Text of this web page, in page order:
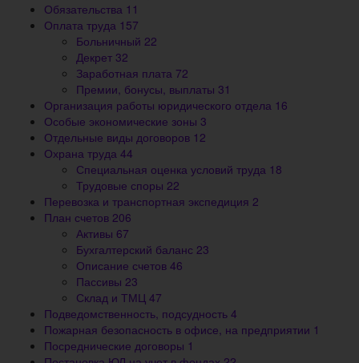
Обязательства 11
Оплата труда 157
Больничный 22
Декрет 32
Заработная плата 72
Премии, бонусы, выплаты 31
Организация работы юридического отдела 16
Особые экономические зоны 3
Отдельные виды договоров 12
Охрана труда 44
Специальная оценка условий труда 18
Трудовые споры 22
Перевозка и транспортная экспедиция 2
План счетов 206
Активы 67
Бухгалтерский баланс 23
Описание счетов 46
Пассивы 23
Склад и ТМЦ 47
Подведомственность, подсудность 4
Пожарная безопасность в офисе, на предприятии 1
Посреднические договоры 1